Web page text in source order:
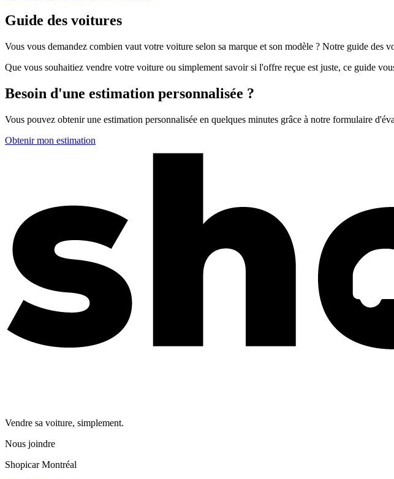
Guide des voitures
Vous vous demandez combien vaut votre voiture selon sa marque et son modèle ? Notre guide des
Que vous souhaitiez vendre votre voiture ou simplement savoir si l'offre reçue est juste, ce guide
Besoin d'une estimation personnalisée ?
Vous pouvez obtenir une estimation personnalisée en quelques minutes grâce à notre formulaire
Obtenir mon estimation
Vendre sa voiture, simplement.
Nous joindre
Shopicar Montréal